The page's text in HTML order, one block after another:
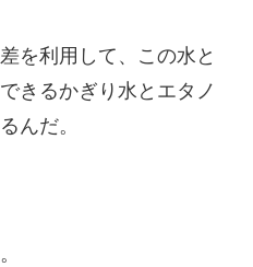
を利用して、この水と
きるかぎり水とエタノ
んだ。